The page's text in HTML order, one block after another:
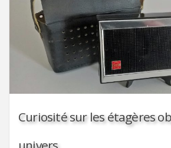
Curiosité sur les étagères